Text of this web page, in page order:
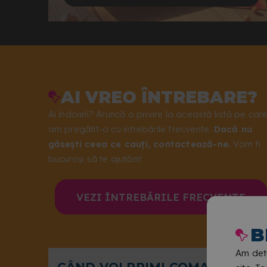
Am
AI VREO ÎNTREBARE?
Ai îndoieli? Aruncă o privire la această listă pe care
am pregătit-o cu întrebările frecvente. Dacă nu
găsești ceea ce cauți, contactează-ne.
bucuroși să te ajutăm!
VEZI ÎNTREBĂRILE FRECVENTE